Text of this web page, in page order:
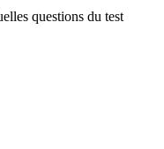
questions du test